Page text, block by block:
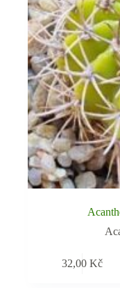
32,00Kč